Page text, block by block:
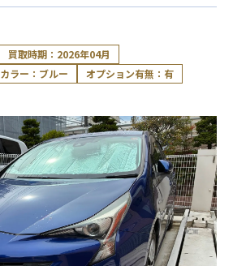
買取時期：2026年04月
カラー：ブルー オプション有無：有